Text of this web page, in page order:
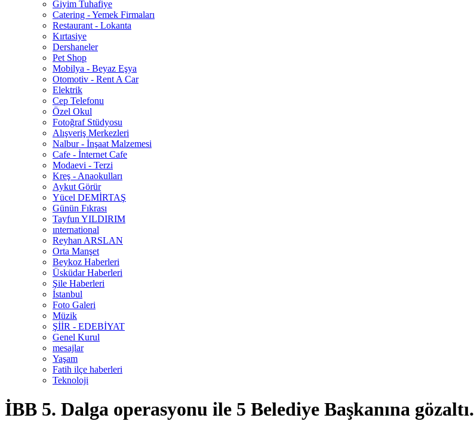
Giyim Tuhafiye
Catering - Yemek Firmaları
Restaurant - Lokanta
Kırtasiye
Dershaneler
Pet Shop
Mobilya - Beyaz Eşya
Otomotiv - Rent A Car
Elektrik
Cep Telefonu
Özel Okul
Fotoğraf Stüdyosu
Alışveriş Merkezleri
Nalbur - İnşaat Malzemesi
Cafe - İnternet Cafe
Modaevi - Terzi
Kreş - Anaokulları
Aykut Görür
Yücel DEMİRTAŞ
Günün Fıkrası
Tayfun YILDIRIM
ınternational
Reyhan ARSLAN
Orta Manşet
Beykoz Haberleri
Üsküdar Haberleri
Şile Haberleri
İstanbul
Foto Galeri
Müzik
ŞİİR - EDEBİYAT
Genel Kurul
mesajlar
Yaşam
Fatih ilçe haberleri
Teknoloji
İBB 5. Dalga operasyonu ile 5 Belediye Başkanına gözaltı.